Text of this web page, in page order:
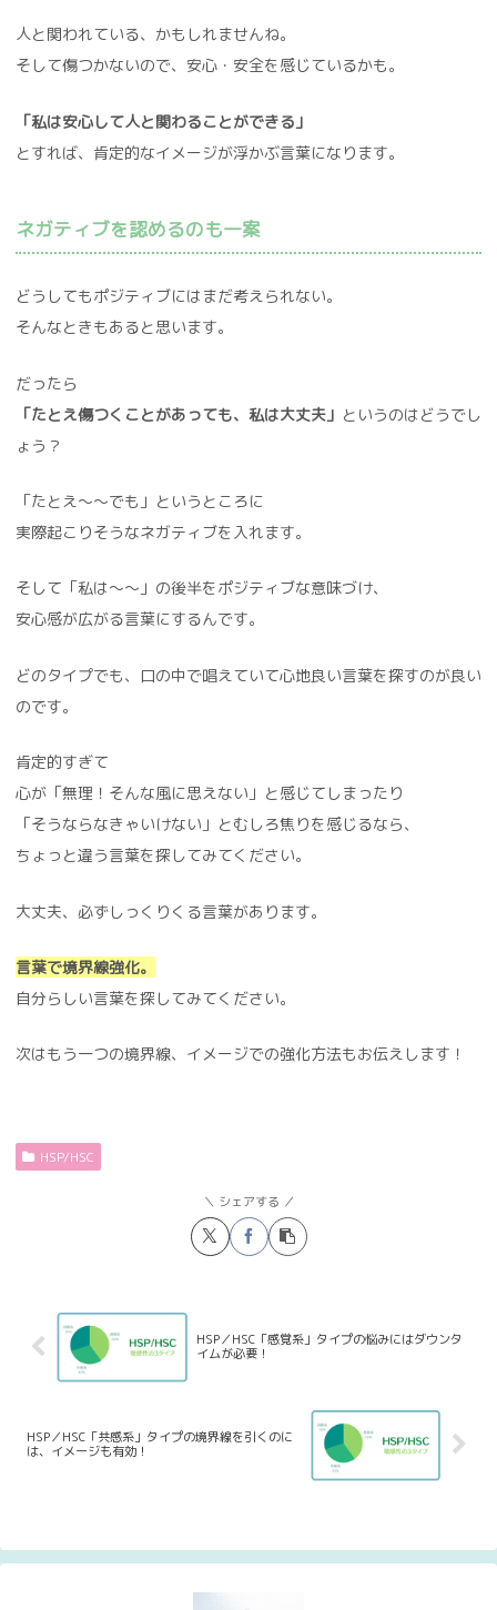
人と関われている、かもしれませんね。
そして傷つかないので、安心・安全を感じているかも。
「私は安心して人と関わることができる」
とすれば、肯定的なイメージが浮かぶ言葉になります。
ネガティブを認めるのも一案
どうしてもポジティブにはまだ考えられない。
そんなときもあると思います。
だったら
「たとえ傷つくことがあっても、私は大丈夫」 というのはどうでし
ょう？
「たとえ～～でも」というところに
実際起こりそうなネガティブを入れます。
そして「私は～～」の後半をポジティブな意味づけ、
安心感が広がる言葉にするんです。
どのタイプでも、口の中で唱えていて心地良い言葉を探すのが良い
のです。
肯定的すぎて
心が「無理！そんな風に思えない」と感じてしまったり
「そうならなきゃいけない」とむしろ焦りを感じるなら、
ちょっと違う言葉を探してみてください。
大丈夫、必ずしっくりくる言葉があります。
言葉で境界線強化。
自分らしい言葉を探してみてください。
次はもう一つの境界線、イメージでの強化方法もお伝えします！
HSP/HSC
シェアする
HSP／HSC「感覚系」タイプの悩みにはダウンタ
イムが必要！
HSP／HSC「共感系」タイプの境界線を引くのに
は、イメージも有効！